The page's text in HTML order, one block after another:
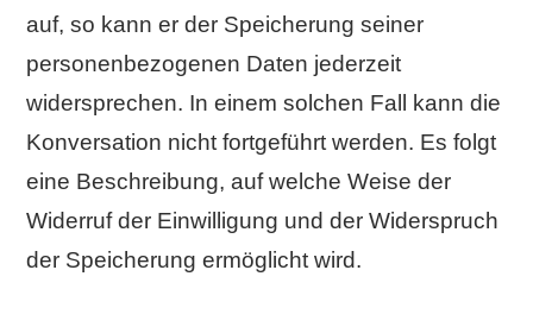
auf, so kann er der Speicherung seiner
personenbezogenen Daten jederzeit
widersprechen. In einem solchen Fall kann die
Konversation nicht fortgeführt werden. Es folgt
eine Beschreibung, auf welche Weise der
Widerruf der Einwilligung und der Widerspruch
der Speicherung ermöglicht wird.